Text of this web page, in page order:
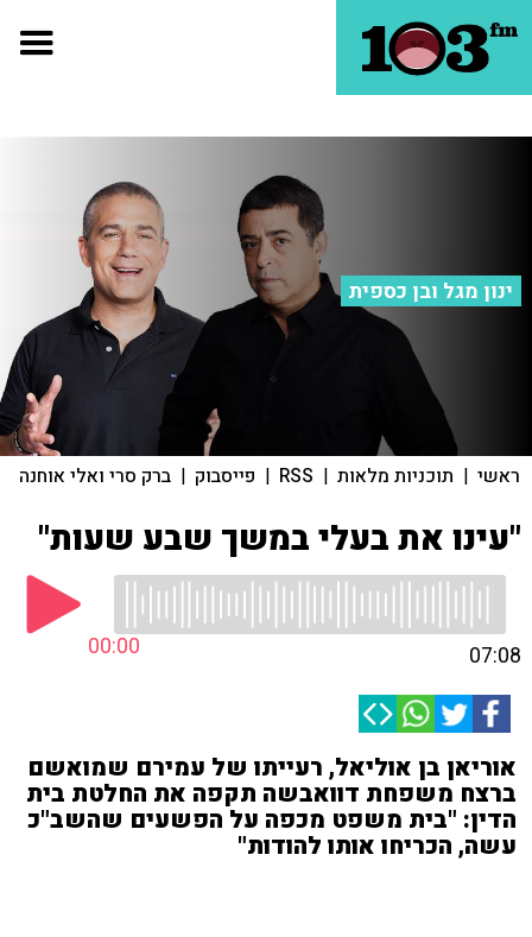
ינון מגל ובן כספית
ראשי | תוכניות מלאות |
RSS
| פייסבוק | ברק סרי ואלי אוחנה
"עינו את בעלי במשך שבע שעות"
00:00 07:08
אוריאן בן אוליאל, רעייתו של עמירם שמואשם
ברצח משפחת דוואבשה תקפה את החלטת בית
הדין: "בית משפט מכפה על הפשעים שהשב"כ
עשה, הכריחו אותו להודות"